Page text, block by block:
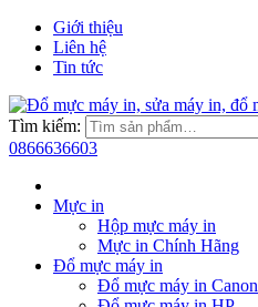
Giới thiệu
Liên hệ
Tin tức
Tìm kiếm:
0866636603
Mực in
Hộp mực máy in
Mực in Chính Hãng
Đổ mực máy in
Đổ mực máy in Canon